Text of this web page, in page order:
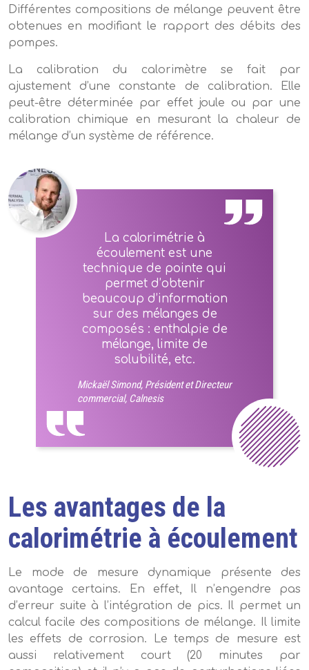
Différentes compositions de mélange peuvent être
obtenues en modifiant le rapport des débits des
pompes.
La calibration du calorimètre se fait par
ajustement d’une constante de calibration. Elle
peut-être déterminée par effet joule ou par une
calibration chimique en mesurant la chaleur de
mélange d’un système de référence.
La calorimétrie à
écoulement est une
technique de pointe qui
permet d’obtenir
beaucoup d’information
sur des mélanges de
composés : enthalpie de
mélange, limite de
solubilité, etc.
Mickaël Simond, Président et Directeur
commercial, Calnesis
Les avantages de la
calorimétrie à écoulement
Le mode de mesure dynamique présente des
avantage certains. En effet, Il n’engendre pas
d’erreur suite à l’intégration de pics. Il permet un
calcul facile des compositions de mélange. Il limite
les effets de corrosion. Le temps de mesure est
aussi relativement court (20 minutes par